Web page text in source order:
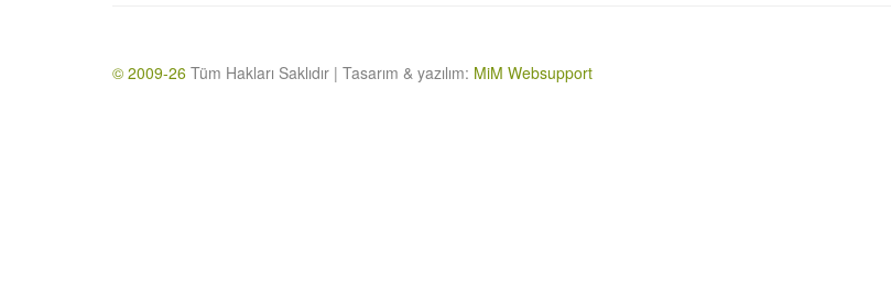
© 2009-26 Tüm Hakları Saklıdır | Tasarım & yazılım: MiM Websupport